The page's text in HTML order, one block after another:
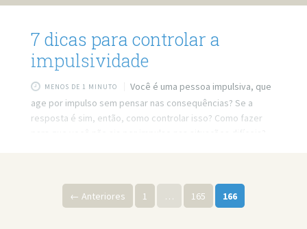
7 dicas para controlar a
impulsividade
MENOS DE 1 MINUTO
Você é uma pessoa impulsiva, que
age por impulso sem pensar nas consequências? Se a
resposta é sim, então, como controlar isso? Como fazer
Paginação de posts
← Anteriores 1 … 165 166